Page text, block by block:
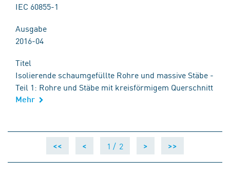
IEC 60855-1
Ausgabe
2016-04
Titel
Isolierende schaumgefüllte Rohre und massive Stäbe -
Teil 1: Rohre und Stäbe mit kreisförmigem Querschnitt
Mehr
<< < 1 / 2 > >>